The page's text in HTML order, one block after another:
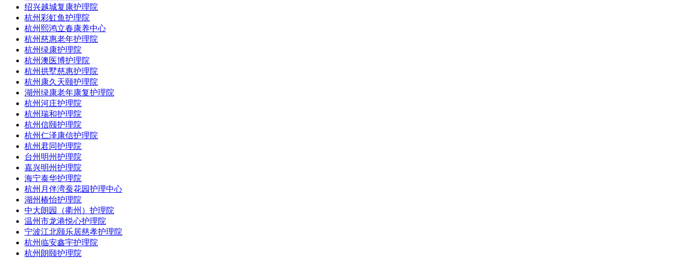
绍兴越城复康护理院
杭州彩虹鱼护理院
杭州熙鸿立春康养中心
杭州慈惠老年护理院
杭州绿康护理院
杭州澳医博护理院
杭州拱墅慈惠护理院
杭州康久天颐护理院
湖州绿康老年康复护理院
杭州河庄护理院
杭州瑞和护理院
杭州信颐护理院
杭州仁泽康信护理院
杭州君同护理院
台州明州护理院
嘉兴明州护理院
海宁泰华护理院
杭州月伴湾蚕花园护理中心
湖州椿怡护理院
中大朗园（衢州）护理院
温州市龙港悦心护理院
宁波江北颐乐居慈孝护理院
杭州临安鑫宇护理院
杭州朗颐护理院